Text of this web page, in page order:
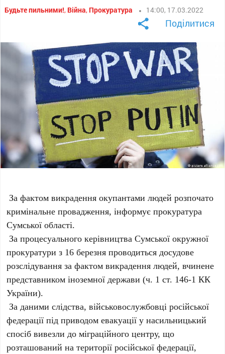
Будьте пильними!, Війна, Прокуратура 14:00, 17.03.2022
Поділитися
За фактом викрадення окупантами людей розпочато
кримінальне провадження, інформує прокуратура
Сумської області.
За процесуального керівництва Сумської окружної
прокуратури з 16 березня проводиться досудове
розслідування за фактом викрадення людей, вчинене
представником іноземної держави (ч. 1 ст. 146-1 КК
України).
За даними слідства, військовослужбовці російської
федерації під приводом евакуації у насильницький
спосіб вивезли до міграційного центру, що
розташований на території російської федерації,